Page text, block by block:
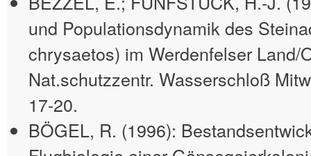
und Populationsdynamik des
chrysaetos) im Werdenfelser Land/
Nat.schutzzentr. Wasserschloß
17-20.
BÖGEL, R. (1996):